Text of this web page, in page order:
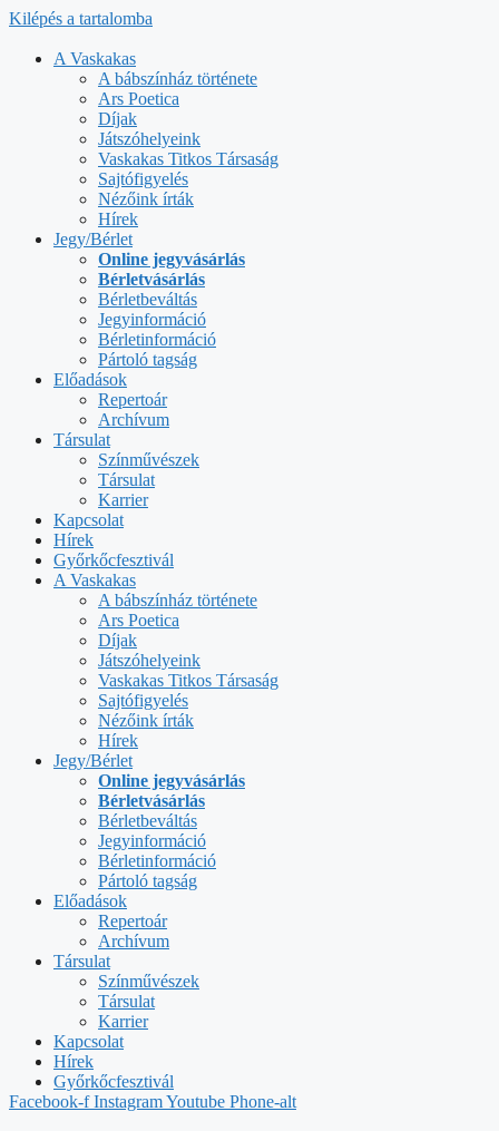
Kilépés a tartalomba
A Vaskakas
A bábszínház története
Ars Poetica
Díjak
Játszóhelyeink
Vaskakas Titkos Társaság
Sajtófigyelés
Nézőink írták
Hírek
Jegy/Bérlet
Online jegyvásárlás
Bérletvásárlás
Bérletbeváltás
Jegyinformáció
Bérletinformáció
Pártoló tagság
Előadások
Repertoár
Archívum
Társulat
Színművészek
Társulat
Karrier
Kapcsolat
Hírek
Győrkőcfesztivál
A Vaskakas
A bábszínház története
Ars Poetica
Díjak
Játszóhelyeink
Vaskakas Titkos Társaság
Sajtófigyelés
Nézőink írták
Hírek
Jegy/Bérlet
Online jegyvásárlás
Bérletvásárlás
Bérletbeváltás
Jegyinformáció
Bérletinformáció
Pártoló tagság
Előadások
Repertoár
Archívum
Társulat
Színművészek
Társulat
Karrier
Kapcsolat
Hírek
Győrkőcfesztivál
Facebook-f InstagramYoutube Phone-alt